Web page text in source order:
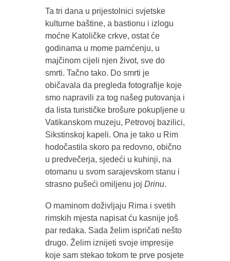
Ta tri dana u prijestolnici svjetske
kulturne baštine, a bastionu i izlogu
moćne Katoličke crkve, ostat će
godinama u mome pamćenju, u
majčinom cijeli njen život, sve do
smrti. Tačno tako. Do smrti je
običavala da pregleda fotografije koje
smo napravili za tog našeg putovanja i
da lista turističke brošure pokupljene u
Vatikanskom muzeju, Petrovoj bazilici,
Sikstinskoj kapeli. Ona je tako u Rim
hodočastila skoro pa redovno, obično
u predvečerja, sjedeći u kuhinji, na
otomanu u svom sarajevskom stanu i
strasno pušeći omiljenu joj Drinu.
O maminom doživljaju Rima i svetih
rimskih mjesta napisat ću kasnije još
par redaka. Sada želim ispričati nešto
drugo. Želim iznijeti svoje impresije
koje sam stekao tokom te prve posjete